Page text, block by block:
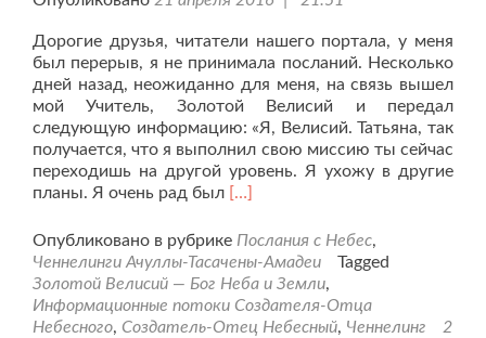
Дорогие друзья, читатели нашего портала, у меня
был перерыв, я не принимала посланий. Несколько
дней назад, неожиданно для меня, на связь вышел
мой Учитель, Золотой Велисий и передал
следующую информацию: «Я, Велисий. Татьяна, так
получается, что я выполнил свою миссию ты сейчас
переходишь на другой уровень. Я ухожу в другие
планы. Я очень рад был Читать
проЧеннелинг
Отца
Небесного
«О
жизни
[…]
Опубликовано в рубрике Послания с Небес,
Ченнелинги Ачуллы-Тасачены-Амадеи
Tagged
Золотой Велисий — Бог Неба и Земли,
Информационные потоки Создателя-Отца
Небесного, Создатель-Отец Небесный, Ченнелинг
2